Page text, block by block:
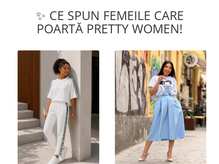
✨ CE SPUN FEMEILE CARE
POARTĂ PRETTY WOMEN!